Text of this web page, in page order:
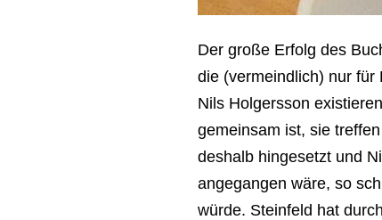
Der große Erfolg des
die (vermeindlich) nur für
Nils Holgersson
gemeinsam ist, sie
deshalb hingesetzt und
angegangen wäre, so
würde. Steinfeld hat